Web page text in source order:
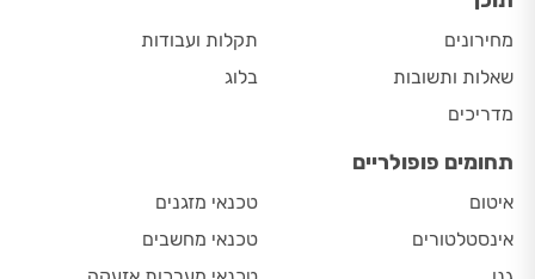
מחירונים
שאלות ותשובות
מדריכים
תקלות ועבודות
בלוג
תחומים פופולריים
איטום
אינסטלטורים
טכנאי מזגנים
טכנאי מחשבים